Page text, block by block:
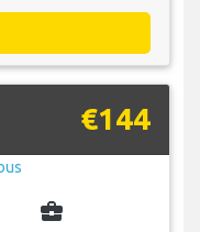
€144
business_center